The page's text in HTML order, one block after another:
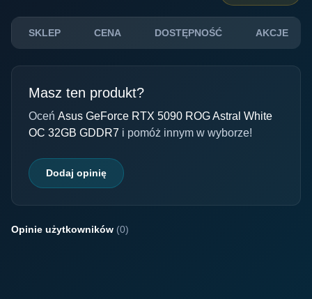
SKLEP CENA DOSTĘPNOŚĆ AKCJE
Masz ten produkt?
Oceń Asus GeForce RTX 5090 ROG Astral White
OC 32GB GDDR7 i pomóż innym w wyborze!
Dodaj opinię
Opinie użytkowników (0)